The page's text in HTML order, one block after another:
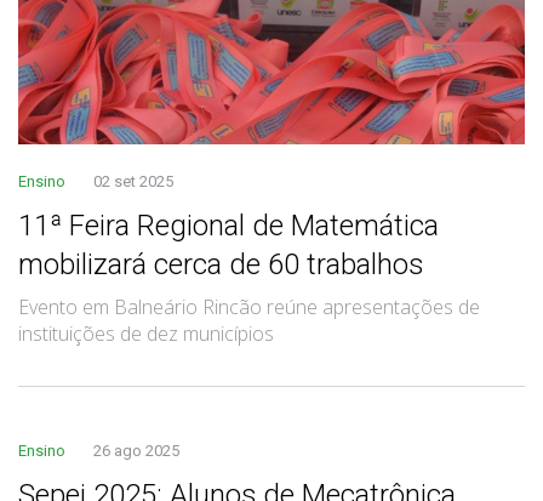
Ensino 02 set 2025
11ª Feira Regional de Matemática
mobilizará cerca de 60 trabalhos
Evento em Balneário Rincão reúne apresentações de
instituições de dez municípios
Ensino 26 ago 2025